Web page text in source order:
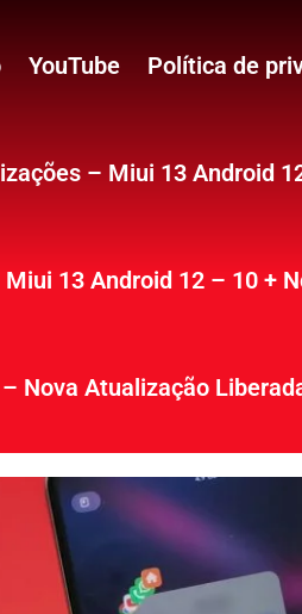
YouTube Política de
– Miui 13 Android
13 Android 12 – 10 +
Nova Atualização